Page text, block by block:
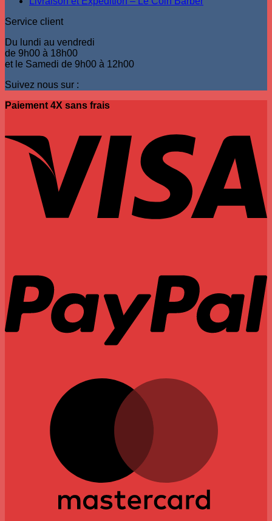
Service client
Du lundi au vendredi
de 9h00 à 18h00
et le Samedi de 9h00 à 12h00
Suivez nous sur :
Paiement 4X sans frais